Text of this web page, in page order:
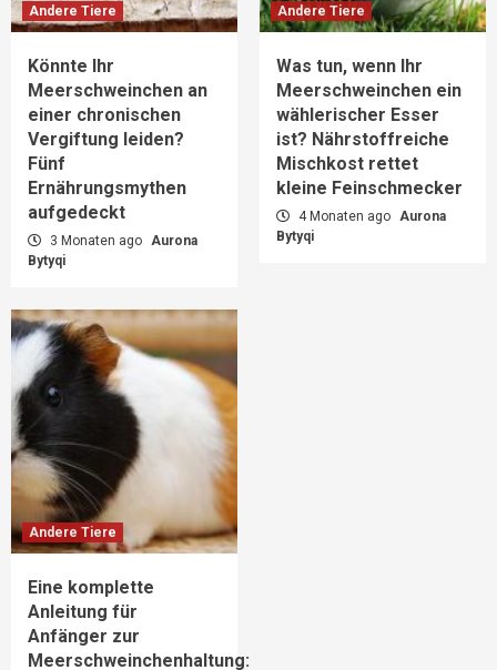
Andere Tiere
Könnte Ihr
Meerschweinchen an
einer chronischen
Vergiftung leiden?
Fünf
Ernährungsmythen
aufgedeckt
3 Monaten ago Aurona
Bytyqi
Andere Tiere
Was tun, wenn Ihr
Meerschweinchen ein
wählerischer Esser
ist? Nährstoffreiche
Mischkost rettet
kleine Feinschmecker
4 Monaten ago Aurona
Bytyqi
Andere Tiere
Eine komplette
Anleitung für
Anfänger zur
Meerschweinchenhaltung: